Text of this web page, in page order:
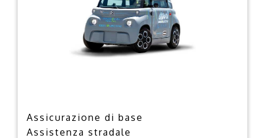
Assicurazione di base
Assistenza stradale